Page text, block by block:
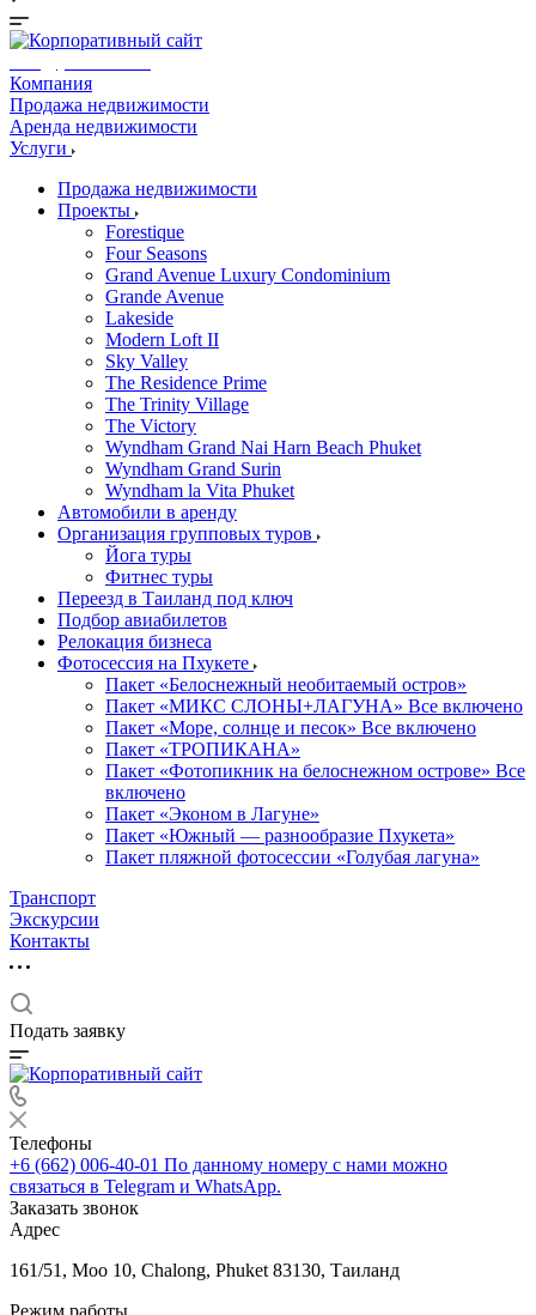
Компания
Продажа недвижимости
Аренда недвижимости
Услуги
Продажа недвижимости
Проекты
Forestique
Four Seasons
Grand Avenue Luxury Condominium
Grande Avenue
Lakeside
Modern Loft II
Sky Valley
The Residence Prime
The Trinity Village
The Victory
Wyndham Grand Nai Harn Beach Phuket
Wyndham Grand Surin
Wyndham la Vita Phuket
Автомобили в аренду
Организация групповых туров
Йога туры
Фитнес туры
Переезд в Таиланд под ключ
Подбор авиабилетов
Релокация бизнеса
Фотоcессия на Пхукете
Пакет «Белоснежный необитаемый остров»
Пакет «МИКС СЛОНЫ+ЛАГУНА» Все включено
Пакет «Море, солнце и песок» Все включено
Пакет «ТРОПИКАНА»
Пакет «Фотопикник на белоснежном острове» Все
включено
Пакет «Эконом в Лагуне»
Пакет «Южный — разнообразие Пхукета»
Пакет пляжной фотосессии «Голубая лагуна»
Транспорт
Экскурсии
Контакты
Подать заявку
Телефоны
+6 (662) 006-40-01 По данному номеру с нами можно
связаться в Telegram и WhatsApp.
Заказать звонок
Адрес
161/51, Moo 10, Chalong, Phuket 83130, Таиланд
Режим работы